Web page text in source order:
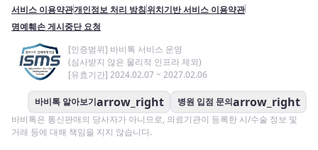
서비스 이용약관개인정보 처리 방침위치기반 서비스 이용약관
명예훼손 게시중단 요청
[인증범위] 바비톡 서비스 운영
(심사받지 않은 물리적 인프라 제외)
[유효기간] 2024.02.07 ~ 2027.02.06
바비톡 알아보기arrow_right 병원 입점 문의arrow_right
바비톡은 통신판매의 당사자가 아니므로, 의료기관이 등록한 시/수술 정보 및
거래 등에 대해 책임을 지지 않습니다.